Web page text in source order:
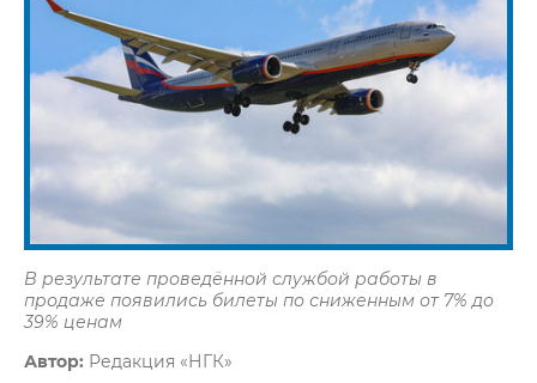
В результате проведённой службой работы в
продаже появились билеты по сниженным от 7% до
39% ценам
Автор: Редакция «НГК»